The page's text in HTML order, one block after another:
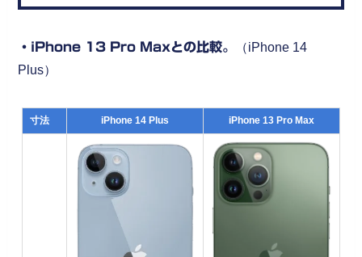
・iPhone 13 Pro Maxとの比較。
（iPhone 14
Plus）
寸法 iPhone 14 Plus iPhone 13 Pro Max